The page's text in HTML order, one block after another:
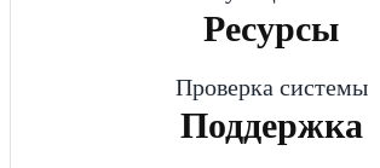
Ресурсы
Проверка системы
Поддержка